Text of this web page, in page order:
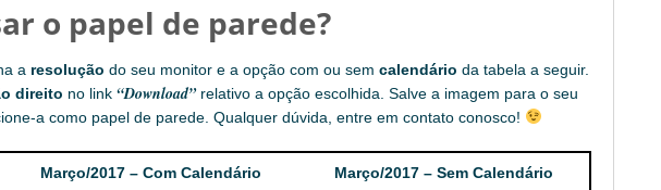
o papel de parede?
a resolução do seu monitor e a opção com ou sem calendário da tabela a seguir.
direito no link “Download”relativo a opção escolhida. Salve a imagem para o seu
a como papel de parede. Qualquer dúvida, entre em contato conosco!
Março/2017 – Com Calendário Março/2017 – Sem Calendário